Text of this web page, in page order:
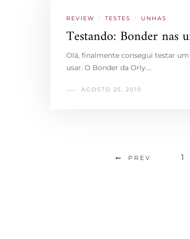
REVIEW / TESTES / UNHAS
Testando: Bonder nas
Olá, finalmente consegui testar
usar. O Bonder da Orly.…
AGOSTO 25, 2010
PREV 1